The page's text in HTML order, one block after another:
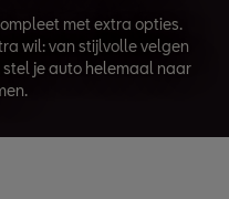
met extra opties.
wil: van stijlvolle velgen
je auto helemaal naar